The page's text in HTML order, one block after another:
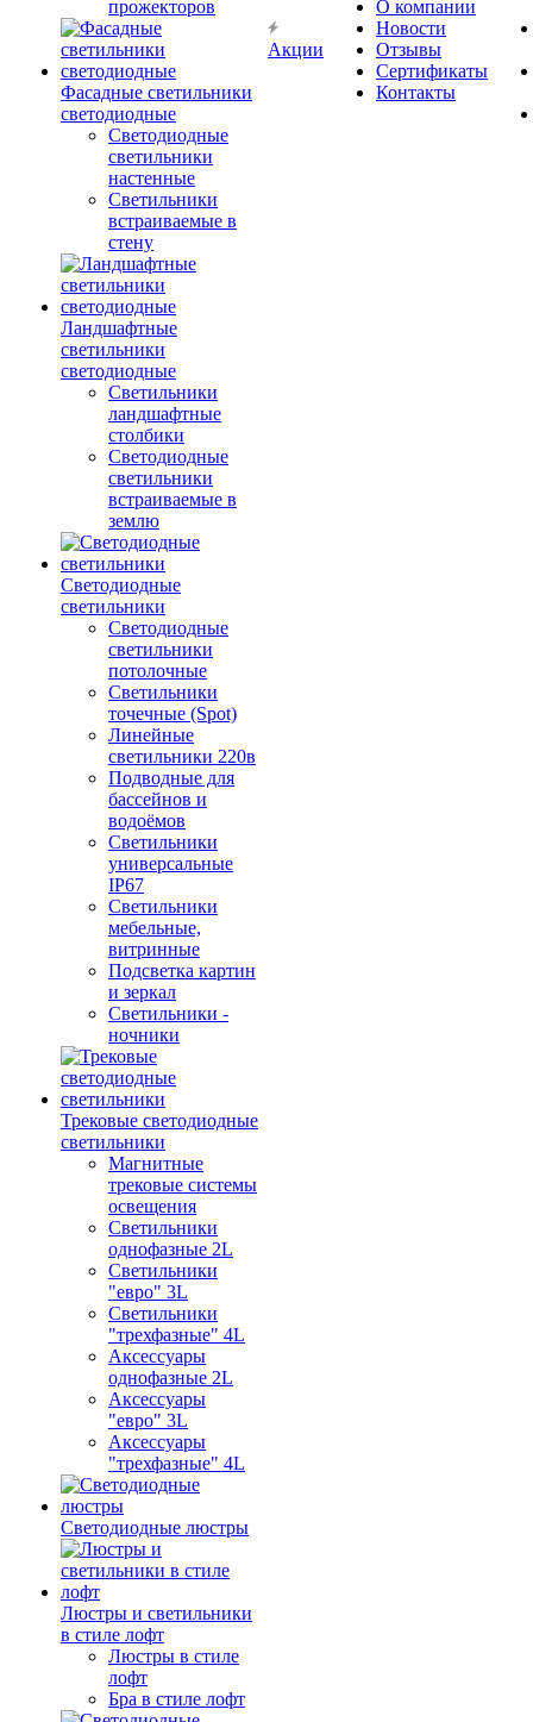
прожекторов
Фасадные светильники
светодиодные
Светодиодные
светильники
настенные
Светильники
встраиваемые в
стену
Ландшафтные
светильники
светодиодные
Светильники
ландшафтные
столбики
Светодиодные
светильники
встраиваемые в
землю
Светодиодные
светильники
Светодиодные
светильники
потолочные
Светильники
точечные (Spot)
Линейные
светильники 220в
Подводные для
бассейнов и
водоёмов
Светильники
универсальные
IP67
Светильники
мебельные,
витринные
Подсветка картин
и зеркал
Светильники -
ночники
Трековые светодиодные
светильники
Магнитные
трековые системы
освещения
Светильники
однофазные 2L
Светильники
"евро" 3L
Светильники
"трехфазные" 4L
Аксессуары
однофазные 2L
Аксессуары
"евро" 3L
Аксессуары
"трехфазные" 4L
Светодиодные люстры
Люстры и светильники
в стиле лофт
Люстры в стиле
лофт
Бра в стиле лофт
Акции
О компании
Новости
Отзывы
Сертификаты
Контакты